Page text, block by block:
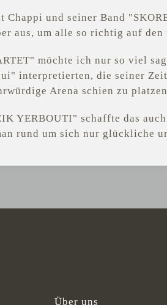
und seiner Band
aus, um alle so richtig auf
möchte ich nur so viel
interpretierten, die seiner
Arena schien zu
YERBOUTI" schaffte das
rund um sich nur glückliche
Über uns